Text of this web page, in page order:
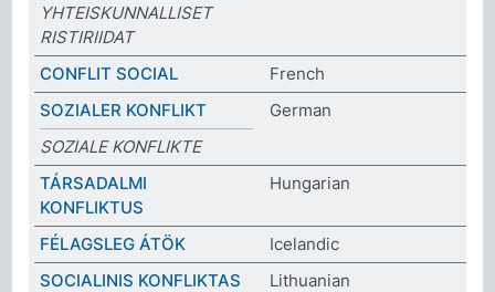
YHTEISKUNNALLISET
RISTIRIIDAT
CONFLIT SOCIAL
French
SOZIALER KONFLIKT
German
SOZIALE KONFLIKTE
TÁRSADALMI
KONFLIKTUS
Hungarian
FÉLAGSLEG ÁTÖK
Icelandic
SOCIALINIS KONFLIKTAS
Lithuanian